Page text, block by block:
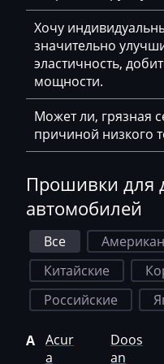
Haima
Hamm
Hatz
Hawtai
Higer
Hino
Hitachi
Honda
Howo
Хочу
значительно
эластичность,
мощности.
Может ли, грязная
причиной низкого
Прошивки для
автомобилей
Все
Китайские
Российские
A Acur
a
Doos
an